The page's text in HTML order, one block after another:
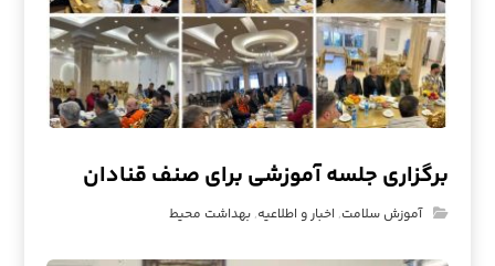
برگزاری جلسه آموزشی برای صنف قنادان
آموزش سلامت, اخبار و اطلاعیه,بهداشت محیط